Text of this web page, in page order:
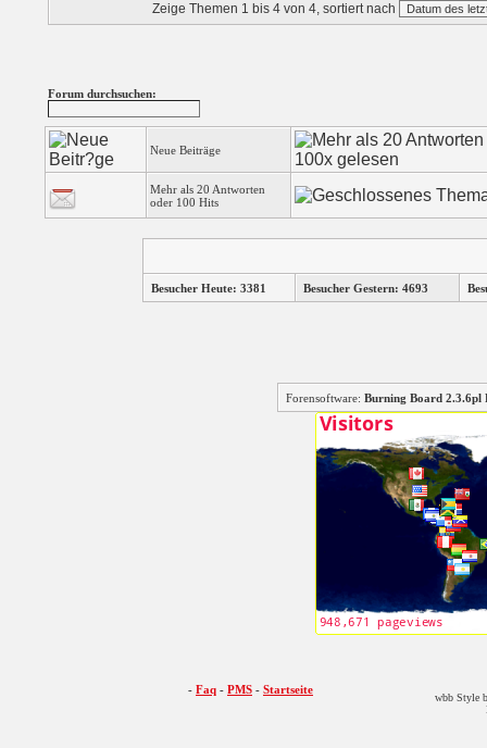
Zeige Themen 1 bis 4 von 4, sortiert nach
Forum durchsuchen:
Neue Beiträge
Mehr als 20 Antworten
oder 100 Hits
Besucher Heute: 3381 Besucher Gestern: 4693
Forensoftware: Burning Board
- Faq - PMS - Startseite
wbb Style